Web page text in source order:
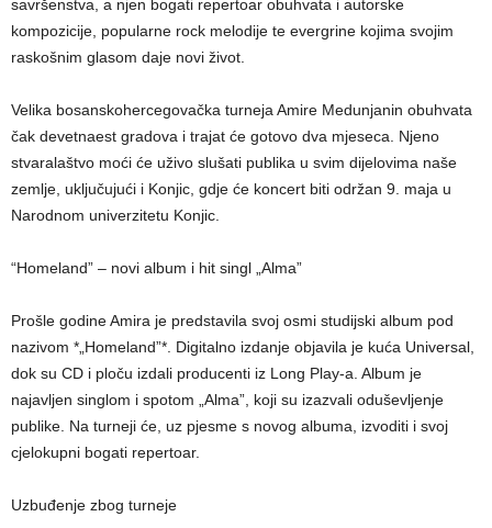
savršenstva, a njen bogati repertoar obuhvata i autorske
kompozicije, popularne rock melodije te evergrine kojima svojim
raskošnim glasom daje novi život.
Velika bosanskohercegovačka turneja Amire Medunjanin obuhvata
čak devetnaest gradova i trajat će gotovo dva mjeseca. Njeno
stvaralaštvo moći će uživo slušati publika u svim dijelovima naše
zemlje, uključujući i Konjic, gdje će koncert biti održan 9. maja u
Narodnom univerzitetu Konjic.
“Homeland” – novi album i hit singl „Alma”
Prošle godine Amira je predstavila svoj osmi studijski album pod
nazivom *„Homeland”*. Digitalno izdanje objavila je kuća Universal,
dok su CD i ploču izdali producenti iz Long Play-a. Album je
najavljen singlom i spotom „Alma”, koji su izazvali oduševljenje
publike. Na turneji će, uz pjesme s novog albuma, izvoditi i svoj
cjelokupni bogati repertoar.
Uzbuđenje zbog turneje